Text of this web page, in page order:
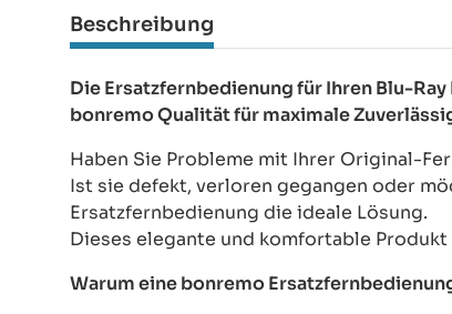
Beschreibung
Die Ersatzfernbedienung für Ihren Blu-
bonremo Qualität für maximale
Haben Sie Probleme mit Ihrer Original-
Ist sie defekt, verloren gegangen oder
Ersatzfernbedienung die ideale Lösung.
Dieses elegante und komfortable
Warum eine bonremo